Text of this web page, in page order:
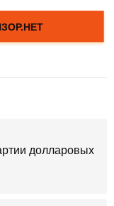
долларовых